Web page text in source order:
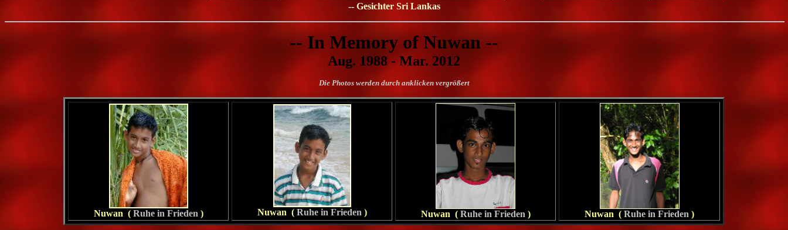
-- Gesichter Sri Lankas
-- In Memory of Nuwan --
Aug. 1988 - Mar. 2012
Die Photos werden durch anklicken vergrößert
Nuwan ( Ruhe in Frieden ) Nuwan ( Ruhe in Frieden ) Nuwan ( Ruhe in Frieden ) Nuwan ( Ruhe in Frieden )